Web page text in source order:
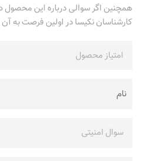
همچنین اگر سوالی درباره این محصول
کارشناسان نکیسا در اولین فرصت به
امتیاز محصول
سوال امنیتی